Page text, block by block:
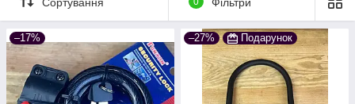
–17% –27% Подарунок